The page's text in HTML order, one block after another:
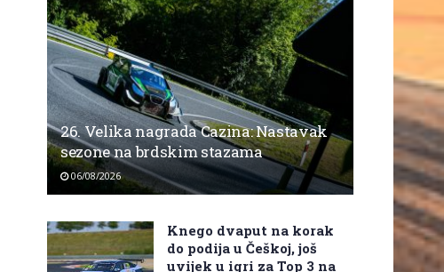
26. Velika nagrada Cazina: Nastavak
sezone na brdskim stazama
06/08/2026
Knego dvaput na korak
do podija u Češkoj, još
uvijek u igri za Top 3 na